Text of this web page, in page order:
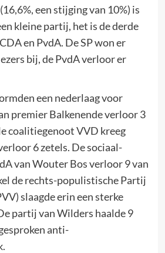
een stijging van 10%) is
kleine partij, het is de derde
en PvdA. De SP won er
bij, de PvdA verloor er
een nederlaag voor
premier Balkenende verloor 3
coalitiegenoot VVD kreeg
6 zetels. De sociaal-
van Wouter Bos verloor 9 van
de rechts-populistische Partij
slaagde erin een sterke
partij van Wilders haalde 9
anti-